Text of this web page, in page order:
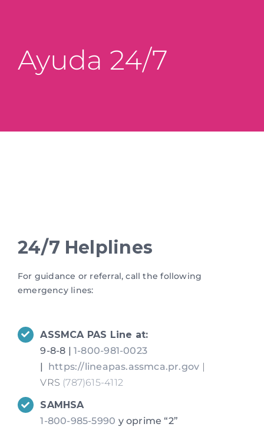
Ayuda 24/7
Spanish
Ayuda 24/7
24/7 Helplines
For guidance or referral, call the following
emergency lines:
ASSMCA PAS Line at:
9-8-8 |1-800-981-0023
|
https://lineapas.assmca.pr.gov |
VRS (787)615-4112
SAMHSA
1-800-985-5990 y oprime “2”